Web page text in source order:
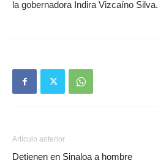
la gobernadora Indira Vizcaíno Silva.
Artículo anterior
Detienen en Sinaloa a hombre